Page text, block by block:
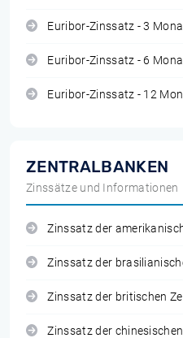
Euribor-Zinssatz - 3
Euribor-Zinssatz - 6
Euribor-Zinssatz - 12
ZENTRALBANKEN
Zinssätze und Informationen
Zinssatz der
Zinssatz der
Zinssatz der britischen
Zinssatz der